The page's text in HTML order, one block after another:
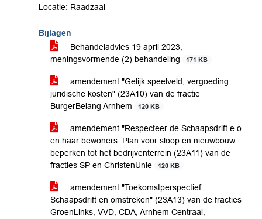
Locatie: Raadzaal
Bijlagen
Behandeladvies 19 april 2023,
meningsvormende (2) behandeling
171 KB
amendement "Gelijk speelveld; vergoeding
juridische kosten" (23A10) van de fractie
BurgerBelang Arnhem
120 KB
amendement "Respecteer de Schaapsdrift e.o.
en haar bewoners. Plan voor sloop en nieuwbouw
beperken tot het bedrijventerrein (23A11) van de
fracties SP en ChristenUnie
120 KB
amendement "Toekomstperspectief
Schaapsdrift en omstreken" (23A13) van de fracties
GroenLinks, VVD, CDA, Arnhem Centraal,